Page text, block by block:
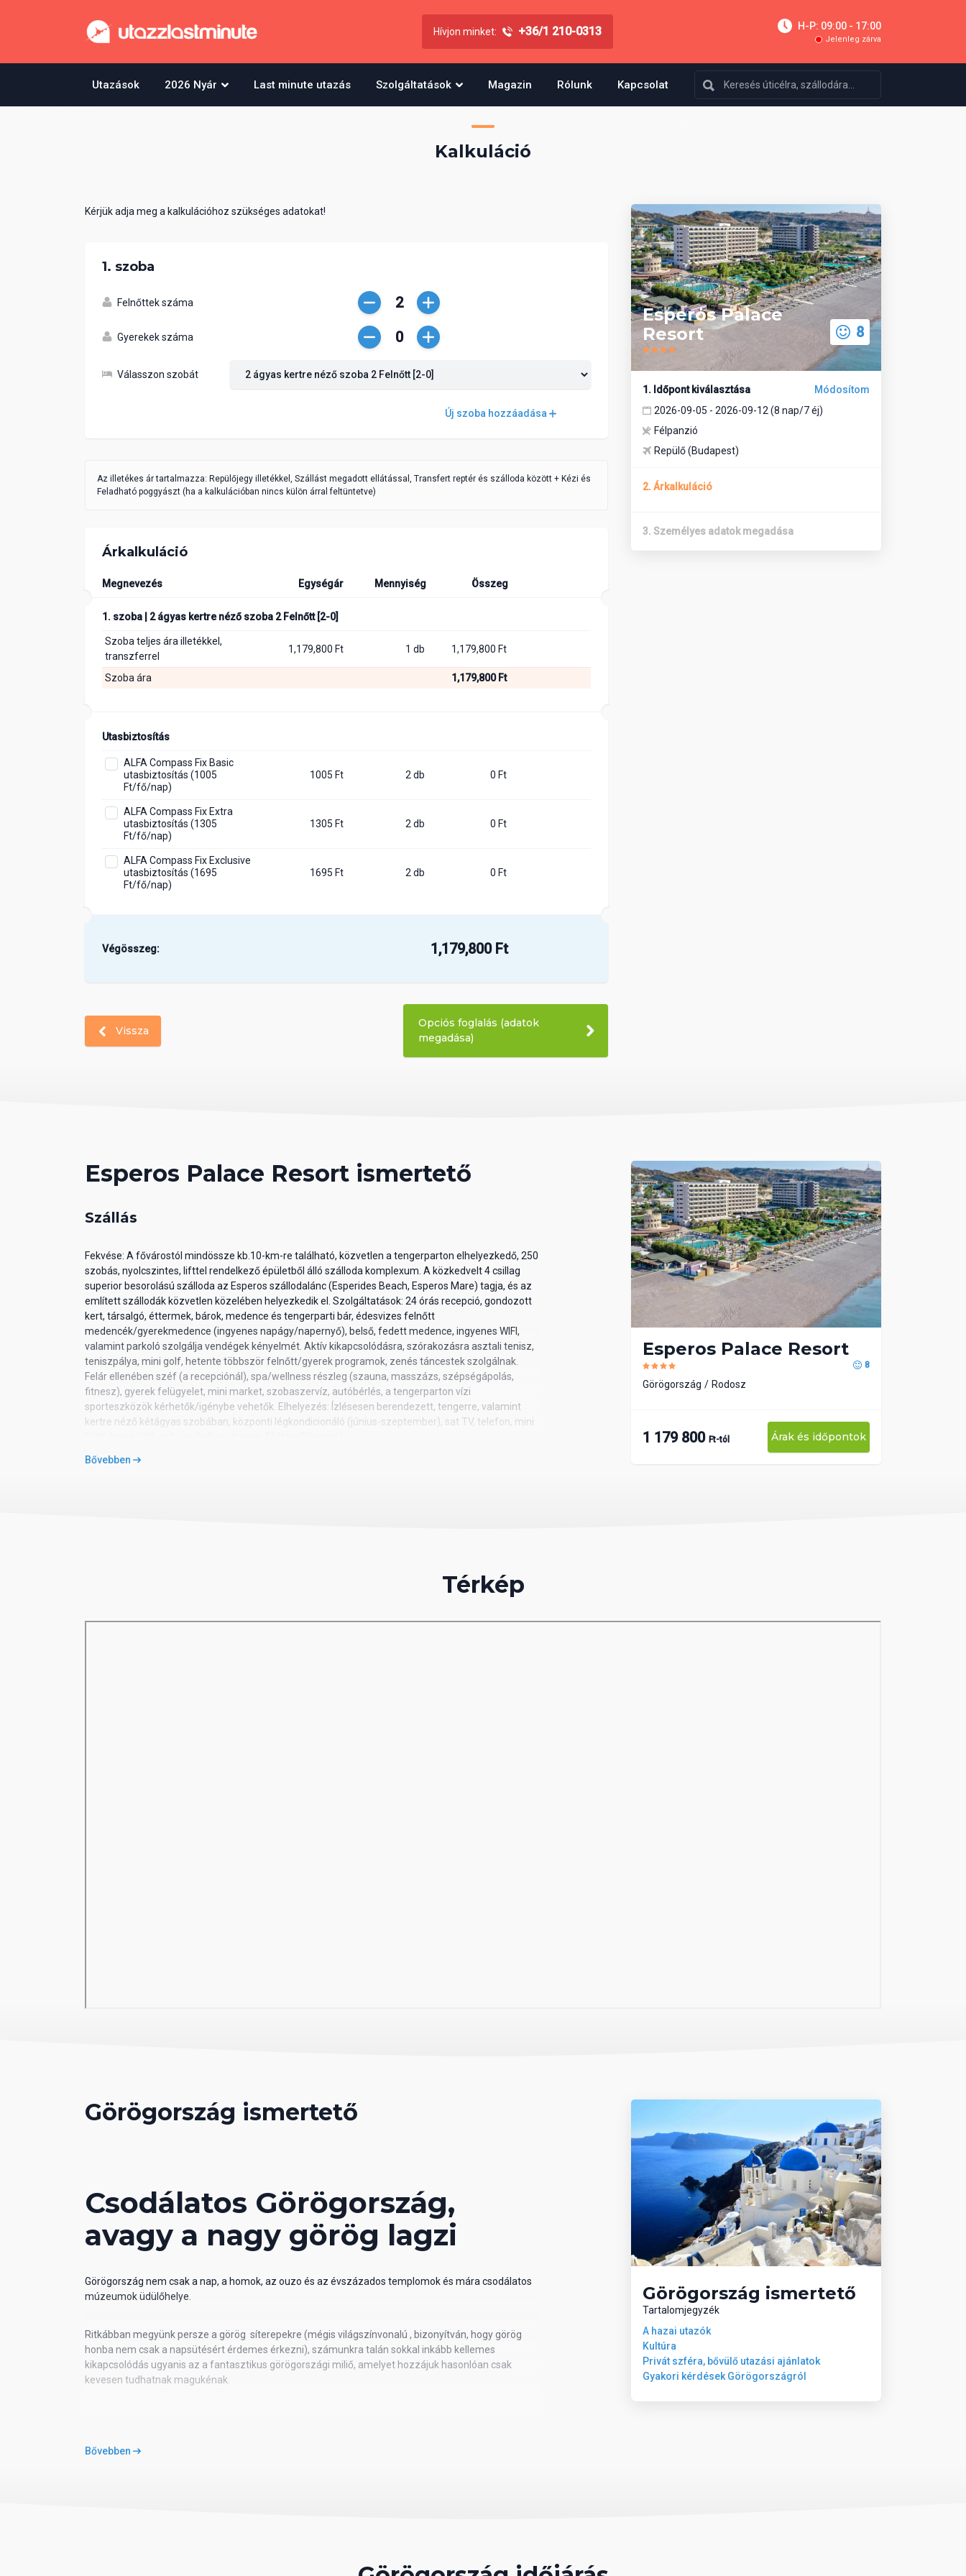
Hívjon minket: +36/1 210-0313 H-P: 09:00 - 17:00
Jelenleg zárva
Utazások 2026 Nyár Last minute utazás Szolgáltatások Magazin Rólunk Kapcsolat
Kalkuláció
Kérjük adja meg a kalkulációhoz szükséges adatokat!
1. szoba
Felnőttek száma
Csökkentés Növelés
Gyerekek száma
Csökkentés Növelés
Válasszon szobát
Új szoba hozzáadása
Az illetékes ár tartalmazza: Repülőjegy illetékkel, Szállást megadott ellátással, Transfert reptér és szálloda között + Kézi és
Feladható poggyászt (ha a kalkulációban nincs külön árral feltüntetve)
Árkalkuláció
Megnevezés Egységár Mennyiség Összeg
1. szoba | 2 ágyas kertre néző szoba 2 Felnőtt [2-0]
Szoba teljes ára illetékkel,
transzferrel
1,179,800 Ft 1 db 1,179,800 Ft
Szoba ára 1,179,800 Ft
Utasbiztosítás
ALFA Compass Fix Basic
utasbiztosítás (1005
Ft/fő/nap)
1005 Ft 2 db 0 Ft
ALFA Compass Fix Extra
utasbiztosítás (1305
Ft/fő/nap)
1305 Ft 2 db 0 Ft
ALFA Compass Fix Exclusive
utasbiztosítás (1695
Ft/fő/nap)
1695 Ft 2 db 0 Ft
Végösszeg: 1,179,800 Ft
Vissza
Opciós foglalás (adatok
megadása)
Esperos Palace
Resort
8
1. Időpont kiválasztása
Módosítom
2026-09-05 - 2026-09-12 (8 nap/7 éj)
Félpanzió
Repülő (Budapest)
2. Árkalkuláció
3. Személyes adatok megadása
Esperos Palace Resort ismertető
Szállás
Fekvése: A fővárostól mindössze kb.10-km-re található, közvetlen a tengerparton elhelyezkedő, 250
szobás, nyolcszintes, lifttel rendelkező épületből álló szálloda komplexum. A közkedvelt 4 csillag
superior besorolású szálloda az Esperos szállodalánc (Esperides Beach, Esperos Mare) tagja, és az
említett szállodák közvetlen közelében helyezkedik el. Szolgáltatások: 24 órás recepció, gondozott
kert, társalgó, éttermek, bárok, medence és tengerparti bár, édesvizes felnőtt
medencék/gyerekmedence (ingyenes napágy/napernyő), belső, fedett medence, ingyenes WIFI,
valamint parkoló szolgálja vendégek kényelmét. Aktív kikapcsolódásra, szórakozásra asztali tenisz,
teniszpálya, mini golf, hetente többször felnőtt/gyerek programok, zenés táncestek szolgálnak.
Felár ellenében széf (a recepciónál), spa/wellness részleg (szauna, masszázs, szépségápolás,
fitnesz), gyerek felügyelet, mini market, szobaszervíz, autóbérlés, a tengerparton vízi
sporteszközök kérhetők/igénybe vehetők. Elhelyezés: Ízlésesen berendezett, tengerre, valamint
kertre néző kétágyas szobában, központi légkondicionáló (június-szeptember), sat TV, telefon, mini
Bővebben
Esperos Palace Resort
8
Görögország Rodosz
1 179 800 Ft-tól Árak és időpontok
Térkép
Görögország ismertető
Tartalomjegyzék
A hazai utazók
Kultúra
Privát szféra, bővülő utazási ajánlatok
Gyakori kérdések Görögországról
Görögország ismertető
Csodálatos Görögország,
avagy a nagy görög lagzi
Görögország nem csak a nap, a homok, az ouzo és az évszázados templomok és mára csodálatos
múzeumok üdülőhelye.
Ritkábban megyünk persze a görög síterepekre (mégis világszínvonalú , bizonyítván, hogy görög
honba nem csak a napsütésért érdemes érkezni), számunkra talán sokkal inkább kellemes
kikapcsolódás ugyanis az a fantasztikus görögországi miliő, amelyet hozzájuk hasonlóan csak
kevesen tudhatnak magukénak.
Bővebben